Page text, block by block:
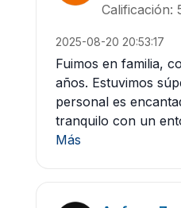
Calificación:
2025-08-20 20:53:17
Fuimos en familia,
años. Estuvimos
personal es
tranquilo con un
Más